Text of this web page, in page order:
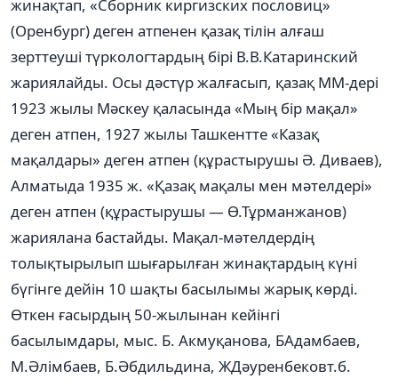
жинақтап, «Сборник киргизских пословиц»
(Оренбург) деген атпенен қазақ тілін алғаш
зерттеуші түркологтардың бірі В.В.Катаринский
жариялайды. Осы дәстүр жалғасып, қазақ ММ-дері
1923 жылы Мәскеу қаласында «Мың бір мақал»
деген атпен, 1927 жылы Ташкентте «Казақ
мақалдары» деген атпен (құрастырушы Ә. Диваев),
Алматыда 1935 ж. «Қазақ мақалы мен мәтелдері»
деген атпен (құрастырушы — Ө.Тұрманжанов)
жариялана бастайды. Мақал-мәтелдердің
толықтырылып шығарылған жинақтардың күні
бүгінге дейін 10 шақты басылымы жарық көрді.
Өткен ғасырдың 50-жылынан кейінгі
басылымдары, мыс. Б. Акмуқанова, БАдамбаев,
М.Әлімбаев, Б.Әбдильдина, ЖДәуренбековт.б.